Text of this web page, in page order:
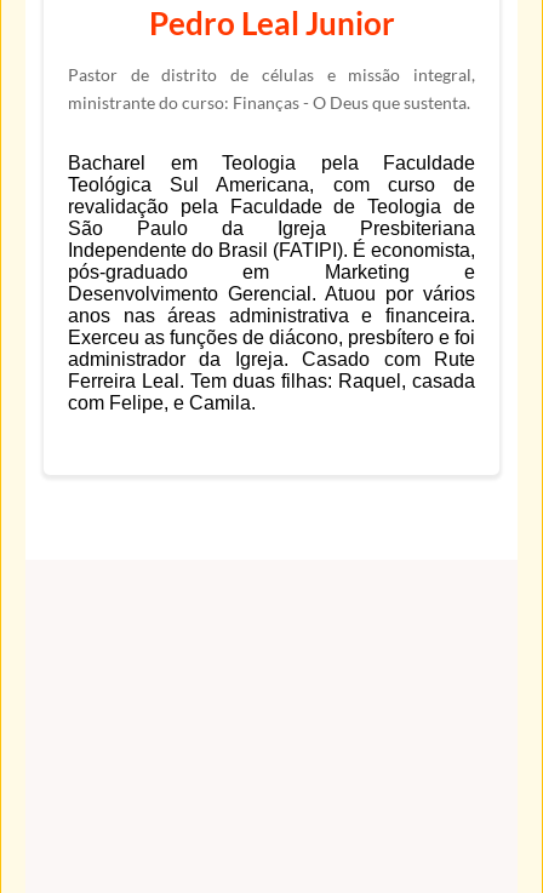
Pedro Leal Junior
Pastor de distrito de células e missão integral,
ministrante do curso: Finanças - O Deus que sustenta.
Bacharel em Teologia pela Faculdade
Teológica Sul Americana, com curso de
revalidação pela Faculdade de Teologia de
São Paulo da Igreja Presbiteriana
Independente do Brasil (FATIPI). É economista,
pós-graduado em Marketing e
Desenvolvimento Gerencial. Atuou por vários
anos nas áreas administrativa e financeira.
Exerceu as funções de diácono, presbítero e foi
administrador da Igreja. Casado com Rute
Ferreira Leal. Tem duas filhas: Raquel, casada
com Felipe, e Camila.